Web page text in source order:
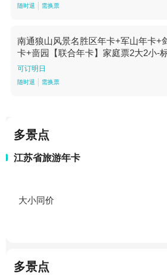
随时退 需换票
南通狼山风景名胜区年卡+军山年卡+
卡+啬园【联合年卡】家庭票2大2小-
可订明日
随时退 需换票
多景点
江苏省旅游年卡
大小同价
多景点